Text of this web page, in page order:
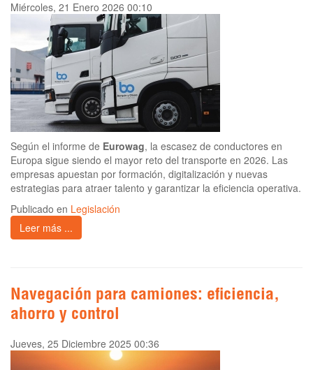
Miércoles, 21 Enero 2026 00:10
Según el informe de Eurowag, la escasez de conductores en
Europa sigue siendo el mayor reto del transporte en 2026. Las
empresas apuestan por formación, digitalización y nuevas
estrategias para atraer talento y garantizar la eficiencia operativa.
Publicado en Legislación
Leer más ...
Navegación para camiones: eficiencia,
ahorro y control
Jueves, 25 Diciembre 2025 00:36